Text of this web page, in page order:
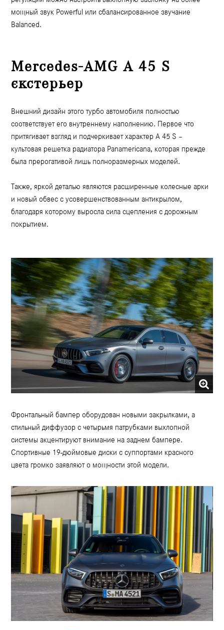
мощный звук Powerful или сбалансированное звучание
Balanced.
Mercedes-AMG A 45 S
єкстерьер
Внешний дизайн этого турбо автомобиля полностью
соответствует его внутреннему наполнению. Первое что
притягивает взгляд и подчеркивает характер A 45 S –
культовая решетка радиатора Panamericana, которая прежде
была прерогативой лишь полноразмерных моделей.
Также, яркой деталью являются расширенные колесные арки
и новый обвес с усовершенствованным антикрылом,
благодаря которому выросла сила сцепления с дорожным
покрытием.
Фронтальный бампер оборудован новыми закрылками, а
стильный диффузор с четырьмя патрубками выхлопной
системы акцентируют внимание на заднем бампере.
Спортивные 19-дюймовые диски с суппортами красного
цвета громко заявляют о мощности этой модели.